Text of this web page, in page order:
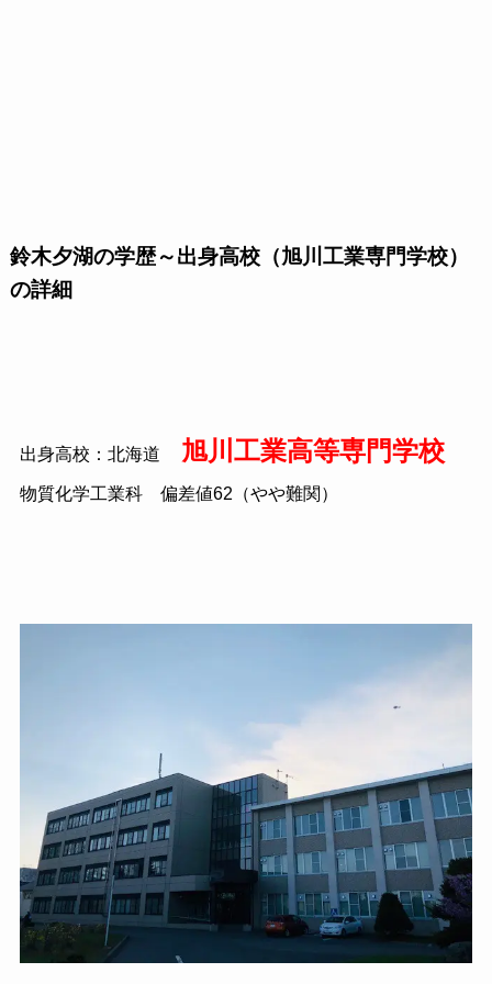
鈴木夕湖の学歴～出身高校（旭川工業専門学校）
の詳細
出身高校：北海道 旭川工業高等専門学校
物質化学工業科 偏差値62（やや難関）